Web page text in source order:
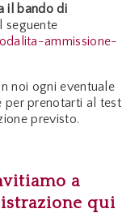
il bando di
seguente
ammissione-
noi ogni eventuale
per prenotarti al test
previsto.
a
qui